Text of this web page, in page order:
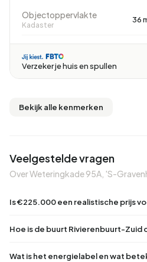
Objectoppervlakte
Kadaster
36
Verzeker je huis en spullen
Bekijk alle kenmerken
Veelgestelde vragen
Over Weteringkade 95A, 'S-
Is €225.000 een realistische prijs
Hoe is de buurt Rivierenbuurt-Zuid
Wat is het energielabel en wat